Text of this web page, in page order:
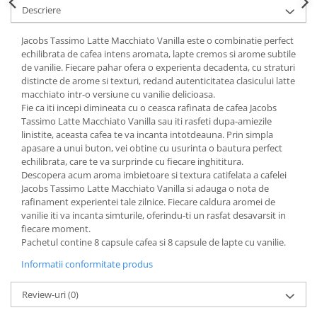
Descriere
Jacobs Tassimo Latte Macchiato Vanilla este o combinatie perfect
echilibrata de cafea intens aromata, lapte cremos si arome subtile
de vanilie. Fiecare pahar ofera o experienta decadenta, cu straturi
distincte de arome si texturi, redand autenticitatea clasicului latte
macchiato intr-o versiune cu vanilie delicioasa.
Fie ca iti incepi dimineata cu o ceasca rafinata de cafea Jacobs
Tassimo Latte Macchiato Vanilla sau iti rasfeti dupa-amiezile
linistite, aceasta cafea te va incanta intotdeauna. Prin simpla
apasare a unui buton, vei obtine cu usurinta o bautura perfect
echilibrata, care te va surprinde cu fiecare inghititura.
Descopera acum aroma imbietoare si textura catifelata a cafelei
Jacobs Tassimo Latte Macchiato Vanilla si adauga o nota de
rafinament experientei tale zilnice. Fiecare caldura aromei de
vanilie iti va incanta simturile, oferindu-ti un rasfat desavarsit in
fiecare moment.
Pachetul contine 8 capsule cafea si 8 capsule de lapte cu vanilie.
Informatii conformitate produs
Review-uri(0)